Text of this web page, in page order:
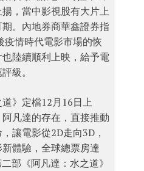
，當中影視股有大片上
。內地券商華鑫證券指
疫情時代電影市場的恢
陸續順利上映，給予電
級。
道》定檔12月16日上
凡達的存在，直接推動
讓電影從2D走向3D，
體驗，全球總票房達
部《阿凡達：水之道》